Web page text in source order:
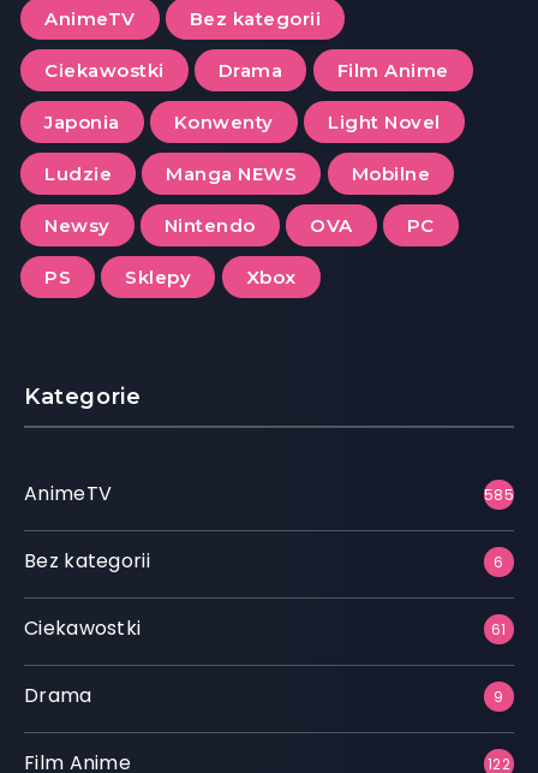
AnimeTV Bez kategorii
Ciekawostki Drama Film Anime
Japonia Konwenty Light Novel
Ludzie Manga NEWS Mobilne
Newsy Nintendo OVA PC
PS Sklepy Xbox
Kategorie
AnimeTV 585
Bez kategorii 6
Ciekawostki 61
Drama 9
Film Anime 122